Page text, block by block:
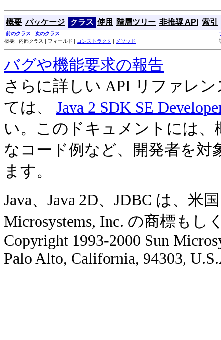
概要 パッケージ クラス 使用 階層ツリー 非推奨 API 索引
前のクラス 次のクラス
概要: 内部クラス | フィールド | コンストラクタ | メソッド
バグや機能要求の報告
さらに詳しい API リファレ
ては、 Java 2 SDK SE
い。このドキュメントには、
なコード例など、開発者を
ます。
Java、Java 2D、JDBC は、
Microsystems, Inc. の商標もし
Copyright 1993-2000 Sun
Palo Alto, California, 94303,